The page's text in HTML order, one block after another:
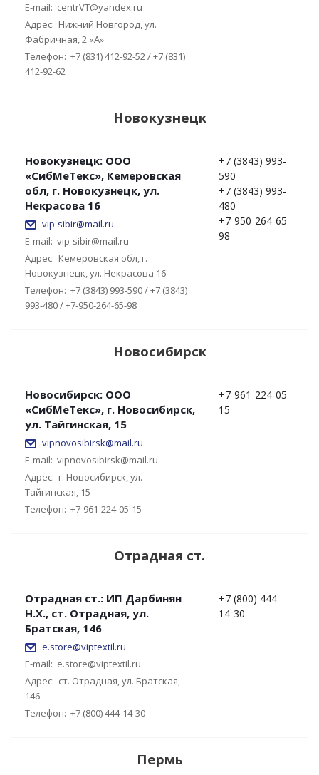
E-mail: centrVT@yandex.ru
Адрес: Нижний Новгород, ул.
Фабричная, 2 «А»
Телефон: +7 (831) 412-92-52 / +7 (831)
412-92-62
Новокузнецк
Новокузнецк: ООО
«СибМеТекс», Кемеровская
обл, г. Новокузнецк, ул.
Некрасова 16
vip-sibir@mail.ru
E-mail: vip-sibir@mail.ru
Адрес: Кемеровская обл, г.
Новокузнецк, ул. Некрасова 16
Телефон: +7 (3843) 993-590 / +7 (3843)
993-480 / +7-950-264-65-98
+7 (3843) 993-
590
+7 (3843) 993-
480
+7-950-264-65-
98
Новосибирск
Новосибирск: ООО
«СибМеТекс», г. Новосибирск,
ул. Тайгинская, 15
vipnovosibirsk@mail.ru
E-mail: vipnovosibirsk@mail.ru
Адрес: г. Новосибирск, ул.
Тайгинская, 15
Телефон: +7-961-224-05-15
+7-961-224-05-
15
Отрадная ст.
Отрадная ст.: ИП Дарбинян
Н.Х., ст. Отрадная, ул.
Братская, 146
e.store@viptextil.ru
E-mail: e.store@viptextil.ru
Адрес: ст. Отрадная, ул. Братская,
146
Телефон: +7 (800) 444-14-30
+7 (800) 444-
14-30
Пермь